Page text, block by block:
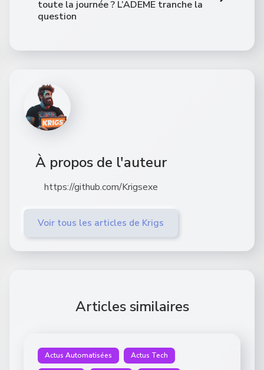
toute la journée ? L’ADEME tranche la
question
À propos de l'auteur
https://github.com/Krigsexe
Voir tous les articles de Krigs
Articles similaires
Actus Automatisées Actus Tech